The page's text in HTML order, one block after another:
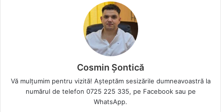
Cosmin Șontică
Vă mulțumim pentru vizită! Așteptăm sesizările dumneavoastră la
numărul de telefon 0725 225 335, pe Facebook sau pe
WhatsApp.